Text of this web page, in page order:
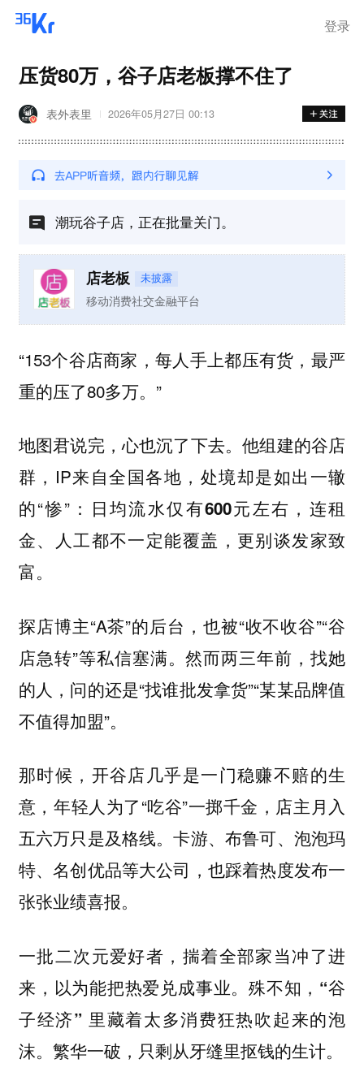
登录
压货80万，谷子店老板撑不住了
表外表里 2026年05月27日 00:13
潮玩谷子店，正在批量关门。
店老板 未披露
移动消费社交金融平台
“153个谷店商家，每人手上都压有货，最严
重的压了80多万。”
地图君说完，心也沉了下去。他组建的谷店
群，IP来自全国各地，处境却是如出一辙
的“惨”： 日均流水仅有600元左右，连租
金、人工都不一定能覆盖，更别谈发家致
富。
探店博主“A茶”的后台，也被“收不收谷”“谷
店急转”等私信塞满。然而两三年前，找她
的人，问的还是“找谁批发拿货”“某某品牌值
不值得加盟”。
那时候，开谷店几乎是一门稳赚不赔的生
意，年轻人为了“吃谷”一掷千金，店主月入
五六万只是及格线。卡游、布鲁可、泡泡玛
特、名创优品等大公司，也踩着热度发布一
张张业绩喜报。
一批二次元爱好者，揣着全部家当冲了进
来，以为能把热爱兑成事业。殊不知， “谷
子经济” 里藏着太多消费狂热吹起来的泡
沫。繁华一破，只剩从牙缝里抠钱的生计。